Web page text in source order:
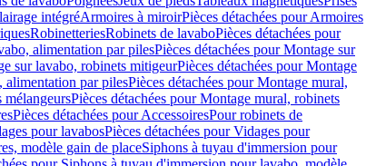
intégréArmoires à miroirPièces détachées pour Armoires
RobinetteriesRobinets de lavaboPièces détachées pour
alimentation par pilesPièces détachées pour Montage sur
sur lavabo, robinets mitigeurPièces détachées pour Montage
alimentation par pilesPièces détachées pour Montage mural,
Pièces détachées pour Montage mural, robinets
Pièces détachées pour AccessoiresPour robinets de
pour lavabosPièces détachées pour Vidages pour
modèle gain de placeSiphons à tuyau d'immersion pour